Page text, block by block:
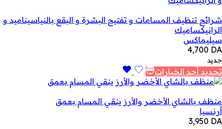
شرائح تنظيف المسامات و تفتيح البشرة و البقع بالنياسيناميد و
الرانيكساميك
سيليماكس
4,700 DA
جديد
تحديد أحد الخيارات
منظف بالشاي الأخضر والأرز ينقي المسام بعمق
أرنسيا
3,950 DA